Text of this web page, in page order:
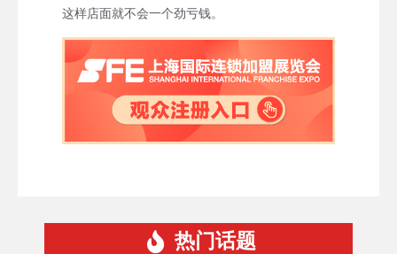
这样店面就不会一个劲亏钱。
热门话题